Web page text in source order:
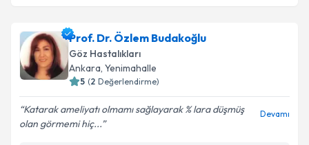
Prof. Dr. Coşar Batmaniçin randevu takvimi talebi
oluşturun. Size bu uzmandan randevu almanız için bir
takvim hazırlandığında e-posta ile bilgilendireceğiz.
Prof. Dr. Özlem Budakoğlu
Göz Hastalıkları
Ankara, Yenimahalle
5 (2 Değerlendirme)
Katarak ameliyatı olmamı sağlayarak % lara düşmüş
olan görmemi hiç...
Devamı